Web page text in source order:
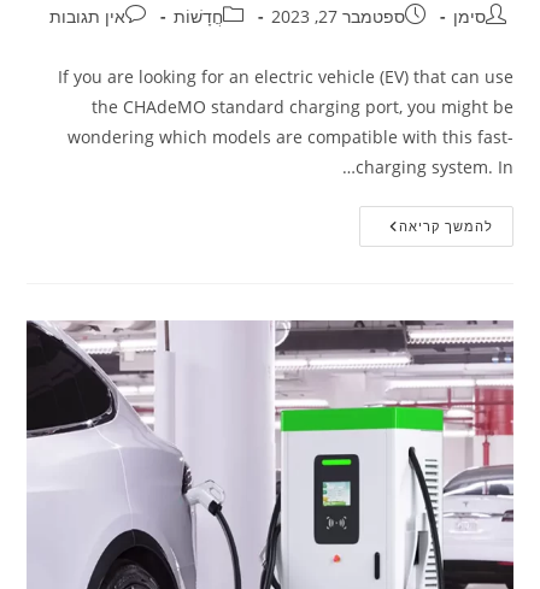
סימן ספטמבר 27, 2023 חֲדָשׁוֹת אין תגובות
If you are looking for an electric vehicle (EV) that can use
the CHAdeMO standard charging port, you might be
wondering which models are compatible with this fast-
charging system. In…
להמשך קריאה